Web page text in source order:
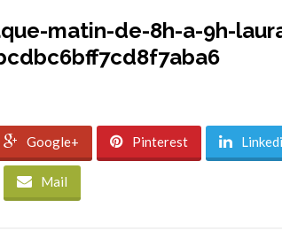
matin-de-8h-a-9h-
Google+ Pinterest
Mail